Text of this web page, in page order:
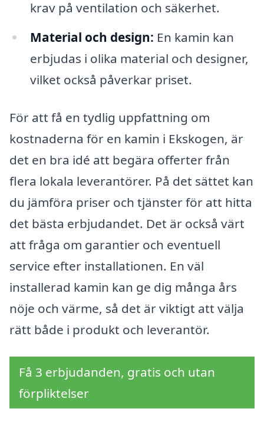
krav på ventilation och säkerhet.
Material och design: En kamin kan
erbjudas i olika material och designer,
vilket också påverkar priset.
För att få en tydlig uppfattning om
kostnaderna för en kamin i Ekskogen, är
det en bra idé att begära offerter från
flera lokala leverantörer. På det sättet kan
du jämföra priser och tjänster för att hitta
det bästa erbjudandet. Det är också värt
att fråga om garantier och eventuell
service efter installationen. En väl
installerad kamin kan ge dig många års
nöje och värme, så det är viktigt att välja
rätt både i produkt och leverantör.
Få 3 erbjudanden, gratis och utan
förpliktelser